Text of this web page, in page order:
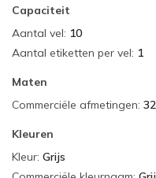
Capaciteit
Aantal vel: 10
Aantal etiketten per vel: 1
Maten
Commerciële afmetingen:
Kleuren
Kleur: Grijs